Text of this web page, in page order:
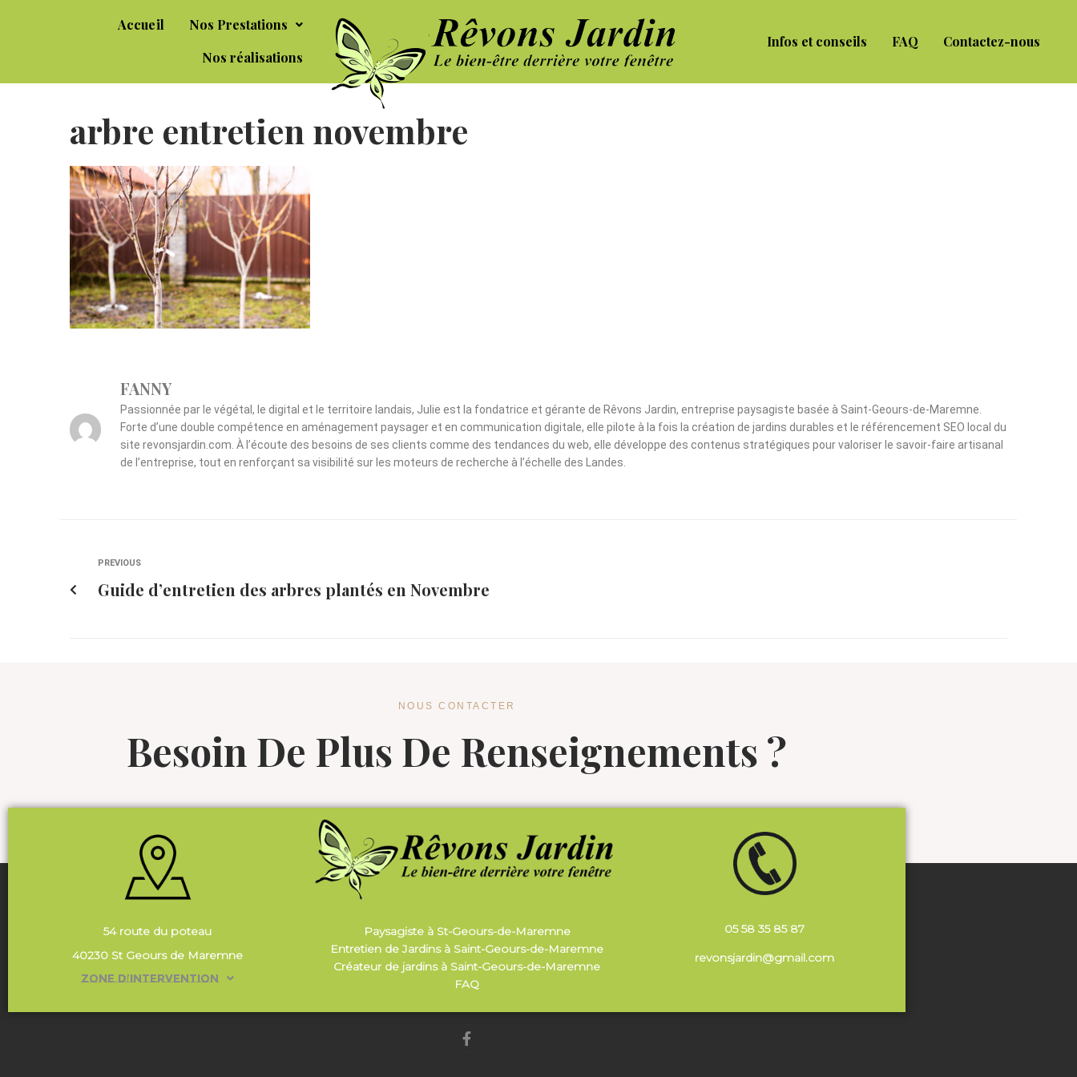
Accueil
Nos Prestations
Nos réalisations
Infos et conseils FAQ Contactez-nous
arbre entretien novembre
FANNY
Passionnée par le végétal, le digital et le territoire landais, Julie est la fondatrice et gérante de Rêvons Jardin, entreprise paysagiste basée à Saint-Geours-de-Maremne.
Forte d’une double compétence en aménagement paysager et en communication digitale, elle pilote à la fois la création de jardins durables et le référencement SEO local du
site revonsjardin.com. À l’écoute des besoins de ses clients comme des tendances du web, elle développe des contenus stratégiques pour valoriser le savoir-faire artisanal
de l’entreprise, tout en renforçant sa visibilité sur les moteurs de recherche à l’échelle des Landes.
PREVIOUS
Guide d’entretien des arbres plantés en Novembre
NOUS CONTACTER
Besoin De Plus De Renseignements ?
54 route du poteau
40230 St Geours de Maremne
Zone d’intervention
Paysagiste à St-Geours-de-Maremne
Entretien de Jardins à Saint-Geours-de-Maremne
Créateur de jardins à Saint-Geours-de-Maremne
FAQ
05 58 35 85 87
revonsjardin@gmail.com